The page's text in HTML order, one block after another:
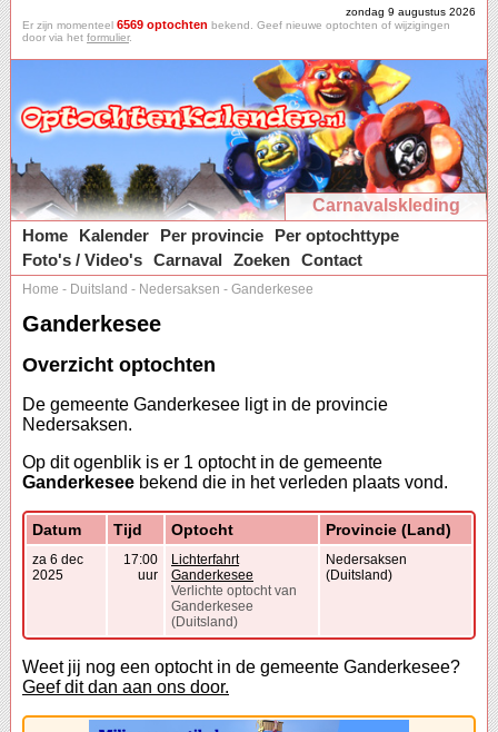
zondag 9 augustus 2026
Er zijn momenteel 6569 optochten bekend. Geef nieuwe optochten of wijzigingen
door via het formulier.
Carnavalskleding
Home
Kalender Per provincie
Per optochttype
Foto's / Video's Carnaval Zoeken Contact
Home - Duitsland - Nedersaksen - Ganderkesee
Ganderkesee
Overzicht optochten
De gemeente Ganderkesee ligt in de provincie
Nedersaksen.
Op dit ogenblik is er 1 optocht in de gemeente
Ganderkesee bekend die in het verleden plaats vond.
Datum Tijd Optocht Provincie (Land)
za 6 dec
2025
17:00
uur
Lichterfahrt
Ganderkesee
Verlichte optocht van
Ganderkesee
(Duitsland)
Nedersaksen
(Duitsland)
Weet jij nog een optocht in de gemeente Ganderkesee?
Geef dit dan aan ons door.